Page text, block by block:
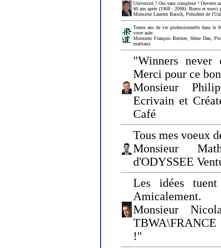
Université ? Oui sans complexe ! Ouverte
40 ans après (1968 - 2008). Bravo et merci
Monsieur Laurent Batsch, Président de
Trente ans de vie professionnelle dans le
votre aide.
Monsieur François Bernier, 6ème Dan,
martiaux
"Winners
Merci pour ce
Monsieur
Ecrivain et
Café
Tous mes voeux
Monsieur
d'ODYSSEE
Les idées
Amicalement.
Monsieur
TBWA\FRANCE
!"